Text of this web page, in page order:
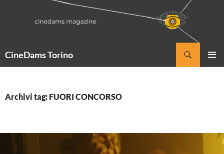
CineDams Torino
Archivi tag: FUORI CONCORSO